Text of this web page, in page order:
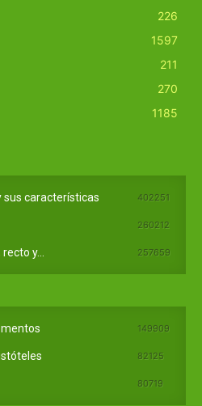
226
1597
211
270
1185
sus características 402251
260212
y... 257659
149909
82125
80719